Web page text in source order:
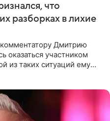
что
разборках в лихие
Дмитрию
оказаться участником
из таких ситуаций ему